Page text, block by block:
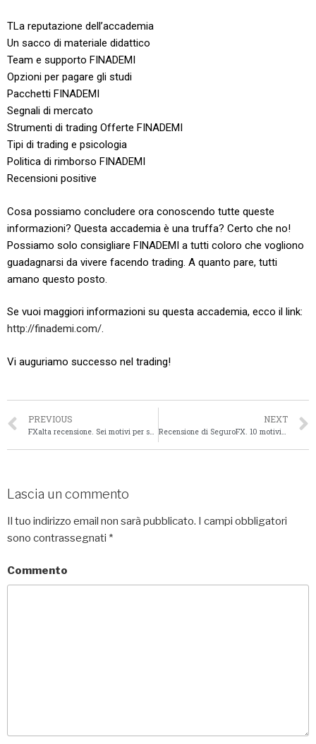
TLa reputazione dell’accademia
Un sacco di materiale didattico
Team e supporto FINADEMI
Opzioni per pagare gli studi
Pacchetti FINADEMI
Segnali di mercato
Strumenti di trading Offerte FINADEMI
Tipi di trading e psicologia
Politica di rimborso FINADEMI
Recensioni positive
Cosa possiamo concludere ora conoscendo tutte queste
informazioni? Questa accademia è una truffa? Certo che no!
Possiamo solo consigliare FINADEMI a tutti coloro che vogliono
guadagnarsi da vivere facendo trading. A quanto pare, tutti
amano questo posto.
Se vuoi maggiori informazioni su questa accademia, ecco il link:
http://finademi.com/.
Vi auguriamo successo nel trading!
PREVIOUS NEXT
Lascia un commento
Il tuo indirizzo email non sarà pubblicato. I campi obbligatori
sono contrassegnati *
Commento